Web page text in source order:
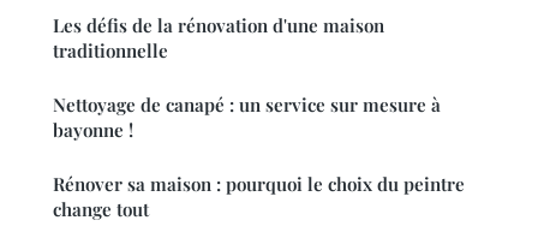
Les défis de la rénovation d'une maison
traditionnelle
Nettoyage de canapé : un service sur mesure à
bayonne !
Rénover sa maison : pourquoi le choix du peintre
change tout